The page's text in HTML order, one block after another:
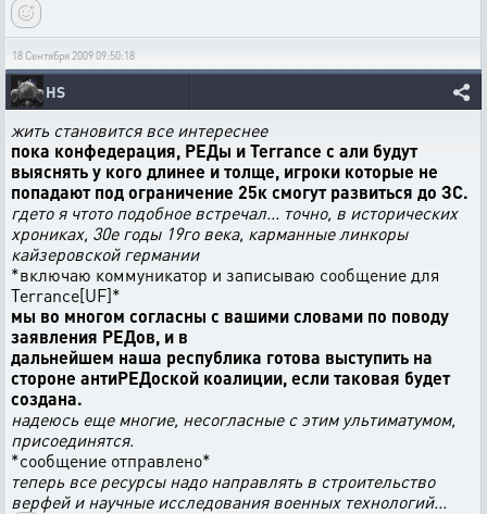
18 Сентября 2009 09:50:18
HS
жить становится все интереснее
пока конфедерация, РЕДы и Terrance с али будут
выяснять у кого длинее и толще, игроки которые не
попадают под ограничение 25к смогут развиться до ЗС.
гдето я чтото подобное встречал... точно, в исторических
хрониках, 30е годы 19го века, карманные линкоры
кайзеровской германии
*включаю коммуникатор и записываю сообщение для
Terrance[UF]*
мы во многом согласны с вашими словами по поводу
заявления РЕДов, и в
дальнейшем наша республика готова выступить на
стороне антиРЕДоской коалиции, если таковая будет
создана.
надеюсь еще многие, несогласные с этим ультиматумом,
присоединятся.
*сообщение отправлено*
теперь все ресурсы надо направлять в строительство
верфей и научные исследования военных технологий...